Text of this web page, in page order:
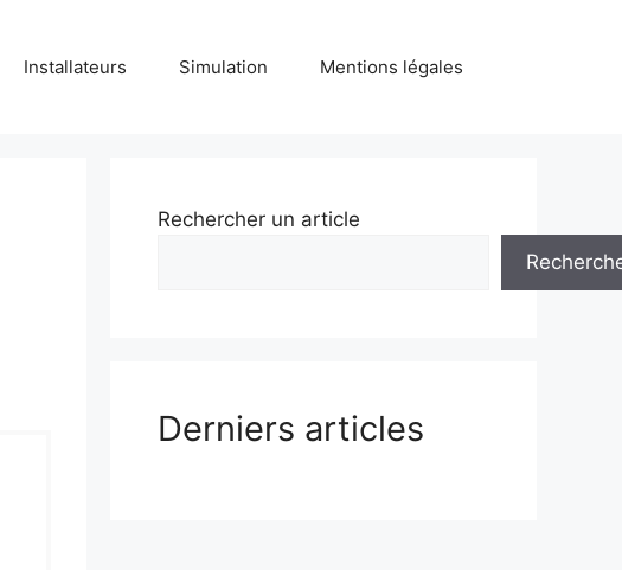
Installateurs Simulation Mentions légales
Rechercher un article
Derniers articles